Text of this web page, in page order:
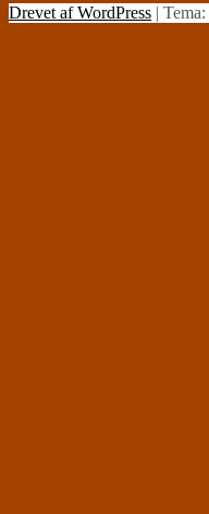
Drevet af WordPress | Tema: